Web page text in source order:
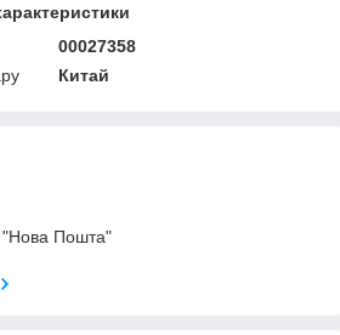
00027358
Китай
"Нова Пошта"